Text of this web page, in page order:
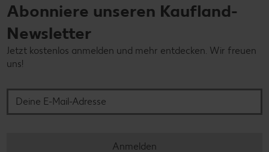
Abonniere unseren Kaufland-
Newsletter
Jetzt kostenlos anmelden und mehr entdecken. Wir freuen
uns!
Anmelden